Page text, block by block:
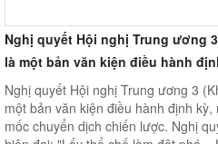
Nghị quyết Hội nghị Trung ương
là một bản văn kiện điều hành
Nghị quyết Hội nghị Trung ương 3
một bản văn kiện điều hành định
mốc chuyển dịch chiến lược. Nghị